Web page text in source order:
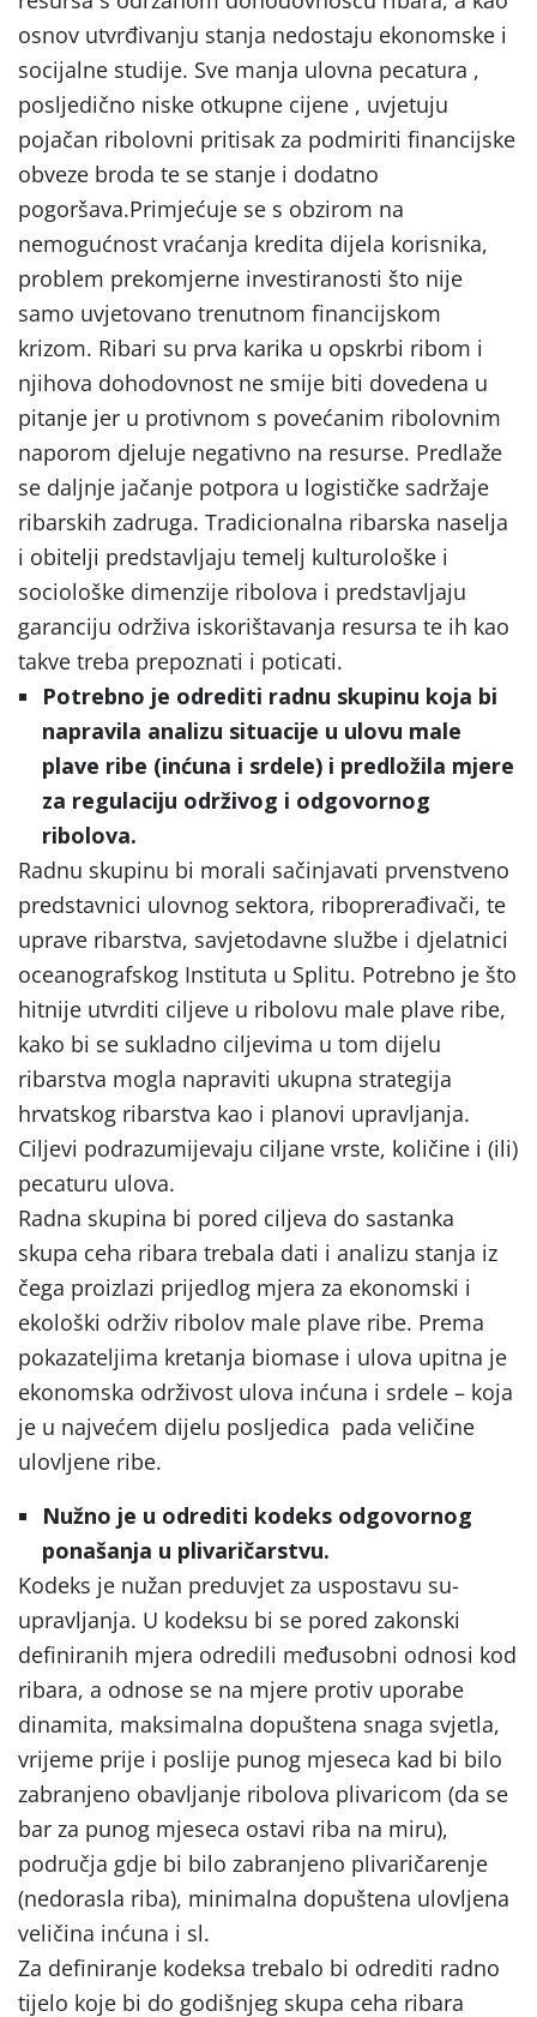
osnov utvrđivanju stanja nedostaju ekonomske i
socijalne studije. Sve manja ulovna pecatura ,
posljedično niske otkupne cijene , uvjetuju
pojačan ribolovni pritisak za podmiriti financijske
obveze broda te se stanje i dodatno
pogoršava.Primjećuje se s obzirom na
nemogućnost vraćanja kredita dijela korisnika,
problem prekomjerne investiranosti što nije
samo uvjetovano trenutnom financijskom
krizom. Ribari su prva karika u opskrbi ribom i
njihova dohodovnost ne smije biti dovedena u
pitanje jer u protivnom s povećanim ribolovnim
naporom djeluje negativno na resurse. Predlaže
se daljnje jačanje potpora u logističke sadržaje
ribarskih zadruga. Tradicionalna ribarska naselja
i obitelji predstavljaju temelj kulturološke i
sociološke dimenzije ribolova i predstavljaju
garanciju održiva iskorištavanja resursa te ih kao
takve treba prepoznati i poticati.
Potrebno je odrediti radnu skupinu koja bi
napravila analizu situacije u ulovu male
plave ribe (inćuna i srdele) i predložila mjere
za regulaciju održivog i odgovornog
ribolova.
Radnu skupinu bi morali sačinjavati prvenstveno
predstavnici ulovnog sektora, riboprerađivači, te
uprave ribarstva, savjetodavne službe i djelatnici
oceanografskog Instituta u Splitu. Potrebno je što
hitnije utvrditi ciljeve u ribolovu male plave ribe,
kako bi se sukladno ciljevima u tom dijelu
ribarstva mogla napraviti ukupna strategija
hrvatskog ribarstva kao i planovi upravljanja.
Ciljevi podrazumijevaju ciljane vrste, količine i (ili)
pecaturu ulova.
Radna skupina bi pored ciljeva do sastanka
skupa ceha ribara trebala dati i analizu stanja iz
čega proizlazi prijedlog mjera za ekonomski i
ekološki održiv ribolov male plave ribe. Prema
pokazateljima kretanja biomase i ulova upitna je
ekonomska održivost ulova inćuna i srdele – koja
je u najvećem dijelu posljedica pada veličine
ulovljene ribe.
Nužno je u odrediti kodeks odgovornog
ponašanja u plivaričarstvu.
Kodeks je nužan preduvjet za uspostavu su-
upravljanja. U kodeksu bi se pored zakonski
definiranih mjera odredili međusobni odnosi kod
ribara, a odnose se na mjere protiv uporabe
dinamita, maksimalna dopuštena snaga svjetla,
vrijeme prije i poslije punog mjeseca kad bi bilo
zabranjeno obavljanje ribolova plivaricom (da se
bar za punog mjeseca ostavi riba na miru),
područja gdje bi bilo zabranjeno plivaričarenje
(nedorasla riba), minimalna dopuštena ulovljena
veličina inćuna i sl.
Za definiranje kodeksa trebalo bi odrediti radno
tijelo koje bi do godišnjeg skupa ceha ribara